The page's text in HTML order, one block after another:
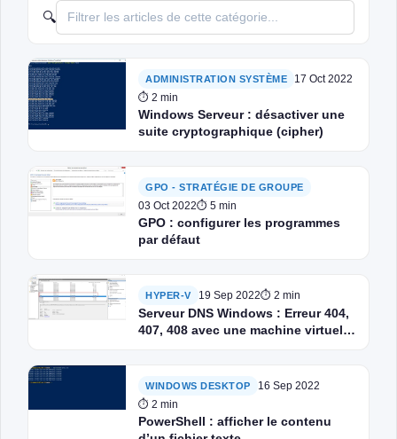
🔍
ADMINISTRATION SYSTÈME
17 Oct 2022
⏱ 2 min
Windows Serveur : désactiver une
suite cryptographique (cipher)
GPO - STRATÉGIE DE GROUPE
03 Oct 2022⏱ 5 min
GPO : configurer les programmes
par défaut
HYPER-V 19 Sep 2022⏱ 2 min
Serveur DNS Windows : Erreur 404,
407, 408 avec une machine virtuelle
WINDOWS DESKTOP
16 Sep 2022
⏱ 2 min
PowerShell : afficher le contenu